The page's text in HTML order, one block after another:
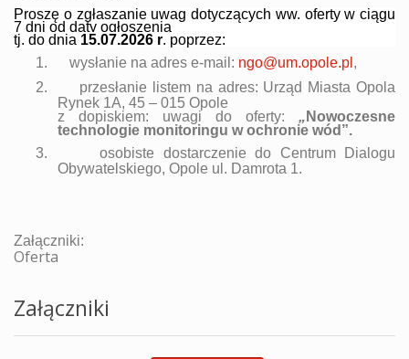
Proszę o zgłaszanie uwag dotyczących ww. oferty w ciągu
7 dni od daty ogłoszenia
tj. do dnia 15.07.2026 r. poprzez:
1.
wysłanie na adres e-mail: ngo@um.opole.pl ,
2.
przesłanie listem na adres: Urząd Miasta Opola
Rynek 1A, 45 – 015 Opole
z dopiskiem: uwagi do oferty: „ Nowoczesne
technologie monitoringu w ochronie wód ”.
3.
osobiste dostarczenie do Centrum Dialogu
Obywatelskiego, Opole ul. Damrota 1.
Załączniki:
Oferta
Załączniki